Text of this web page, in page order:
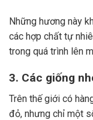
Những hương này
các hợp chất tự
trong quá trình lên
3. Các giống
Trên thế giới có
đỏ, nhưng chỉ một